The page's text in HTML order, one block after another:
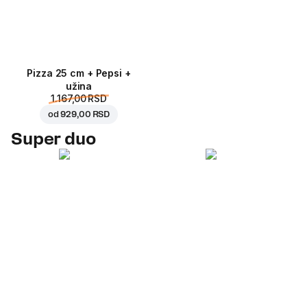
Pizza 25 cm + Pepsi +
užina
1.167,00 RSD
od929,00 RSD
Super duo